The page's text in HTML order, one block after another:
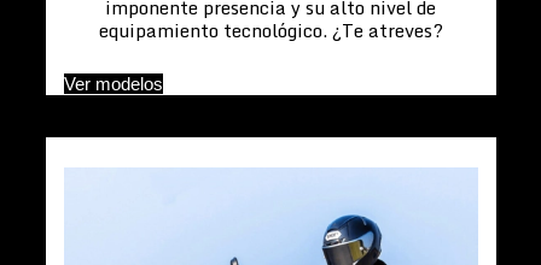
imponente presencia y su alto nivel de
equipamiento tecnológico. ¿Te atreves?
Ver modelos